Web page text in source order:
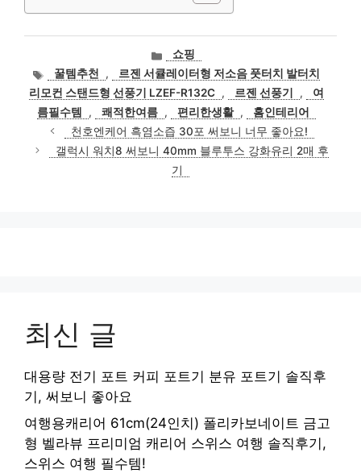
카
테
고
리
쇼핑
태
그
꿀템추천 ,
르젠 서큘레이터형 저소음 풋터치 발터치
리모컨 스탠드형 선풍기 LZEF-R132C , 르젠 선풍기 ,
여
름필수템
, 쾌적한여름 , 편리한생활 ,
홈인테리어
천호엔케어 흑염소즙 30포 써보니 너무 좋아요!
갤럭시 워치8 써보니 40mm 블루투스 강화유리 2매 후
기
최신 글
대용량 전기 포트 커피 포트기 분유 포트기 솔직후
기, 써보니 좋아요
여행용캐리어 61cm(24인치) 폴리카보네이트 금고
형 벨라뷰 프리미엄 캐리어 스위스 여행 솔직후기,
스위스 여행 필수템!